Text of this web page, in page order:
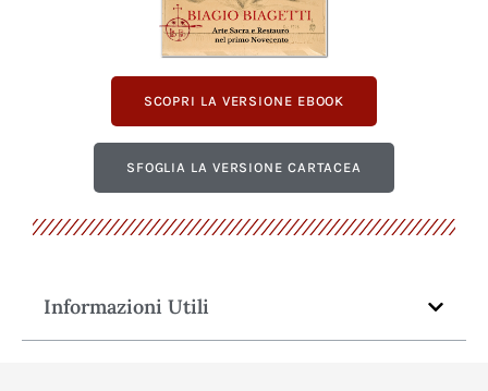
SCOPRI LA VERSIONE EBOOK
SFOGLIA LA VERSIONE CARTACEA
Informazioni Utili